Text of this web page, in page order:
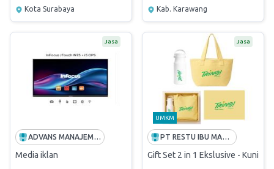
Kota Surabaya Kab. Karawang
Jasa
ADVANS MANAJEMEN INDIGO
Media iklan
Jasa
UMKM
PT RESTU IBU MANDIRI
Gift Set 2 in 1 Ekslusive - Kuning